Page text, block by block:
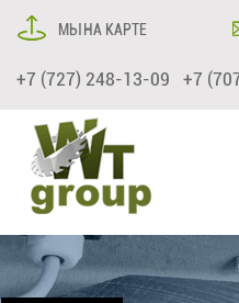
МЫ НА КАРТЕ
+7 (727) 248-13-09 +7